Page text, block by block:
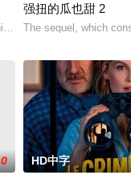
斯敏牵线搭桥，为她安
late mother's le
强扭的瓜也甜 2
The sequel, which
HD中字